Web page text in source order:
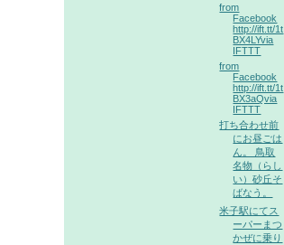
from
Facebook
http://ift.tt/1t
BX4LYvia
IFTTT
from
Facebook
http://ift.tt/1t
BX3aQvia
IFTTT
打ち合わせ前
にお昼ごは
ん。 鳥取
名物（らし
い）砂丘そ
ばなう。
米子駅にてス
ーパーまつ
かぜに乗り